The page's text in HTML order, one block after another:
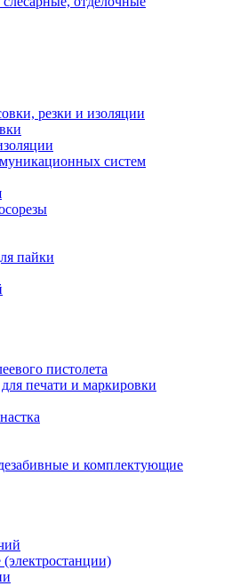
резки и изоляции
систем
пайки
пистолета
печати и маркировки
и комплектующие